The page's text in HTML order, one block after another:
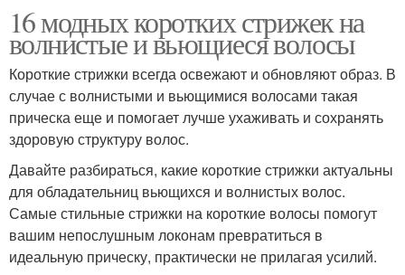
16 модных коротких стрижек на
волнистые и вьющиеся волосы
Короткие стрижки всегда освежают и обновляют образ. В
случае с волнистыми и вьющимися волосами такая
прическа еще и помогает лучше ухаживать и сохранять
здоровую структуру волос.
Давайте разбираться, какие короткие стрижки актуальны
для обладательниц вьющихся и волнистых волос.
Самые стильные стрижки на короткие волосы помогут
вашим непослушным локонам превратиться в
идеальную прическу, практически не прилагая усилий.